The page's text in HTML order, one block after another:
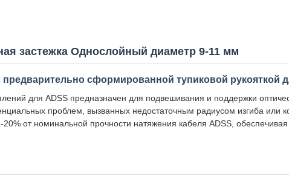
застежка Однослойный диаметр 9-11 мм
сформированной тупиковой рукояткой
для ADSS предназначен для подвешивания и поддержки
проблем, вызванных недостаточным радиусом изгиба или
от номинальной прочности натяжения кабеля ADSS, обеспечивая